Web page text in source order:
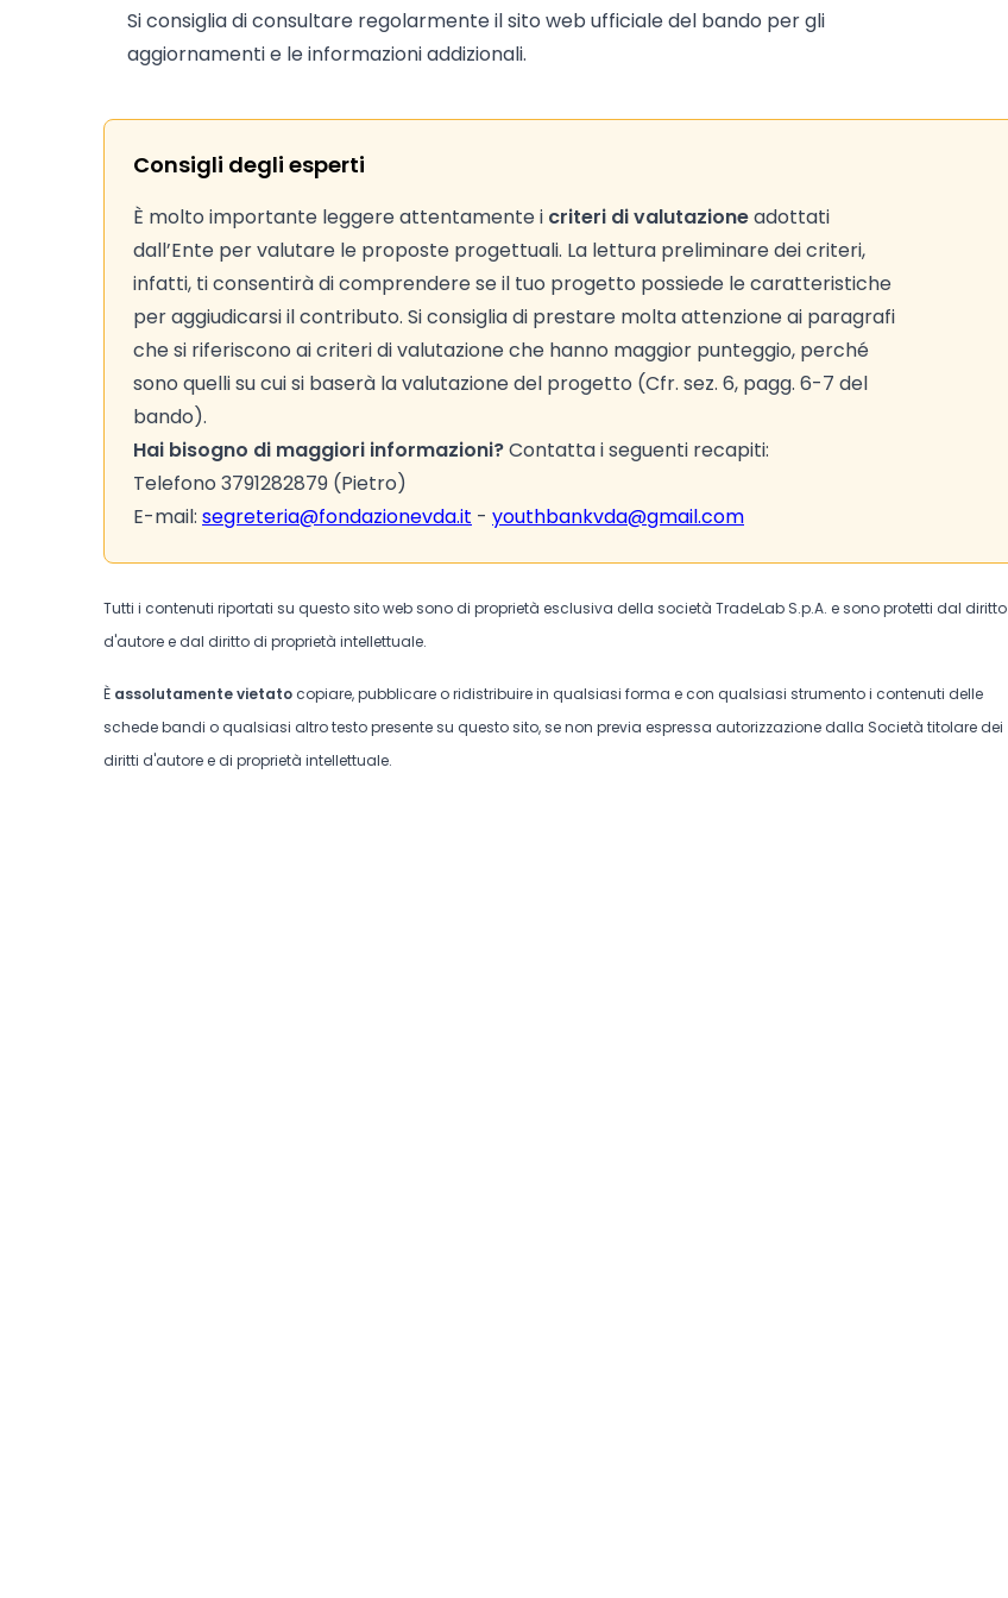
Si consiglia di consultare regolarmente il sito web ufficiale del bando per gli
aggiornamenti e le informazioni addizionali.
Consigli degli esperti
È molto importante leggere attentamente i criteri di valutazioneadottati
dall’Ente per valutare le proposte progettuali. La lettura preliminare dei criteri,
infatti, ti consentirà di comprendere se il tuo progetto possiede le caratteristiche
per aggiudicarsi il contributo. Si consiglia di prestare molta attenzione ai paragrafi
che si riferiscono ai criteri di valutazione che hanno maggior punteggio, perché
sono quelli su cui si baserà la valutazione del progetto (Cfr. sez. 6, pagg. 6-7 del
bando).
Hai bisogno di maggiori informazioni?Contatta i seguenti recapiti:
Telefono 3791282879 (Pietro)
E-mail: segreteria@fondazionevda.it - youthbankvda@gmail.com
Tutti i contenuti riportati su questo sito web sono di proprietà esclusiva della società TradeLab S.p.A. e sono protetti dal diritto
d'autore e dal diritto di proprietà intellettuale.
È assolutamente vietato copiare, pubblicare o ridistribuire in qualsiasi forma e con qualsiasi strumento i contenuti delle
schede bandi o qualsiasi altro testo presente su questo sito, se non previa espressa autorizzazione dalla Società titolare dei
diritti d'autore e di proprietà intellettuale.